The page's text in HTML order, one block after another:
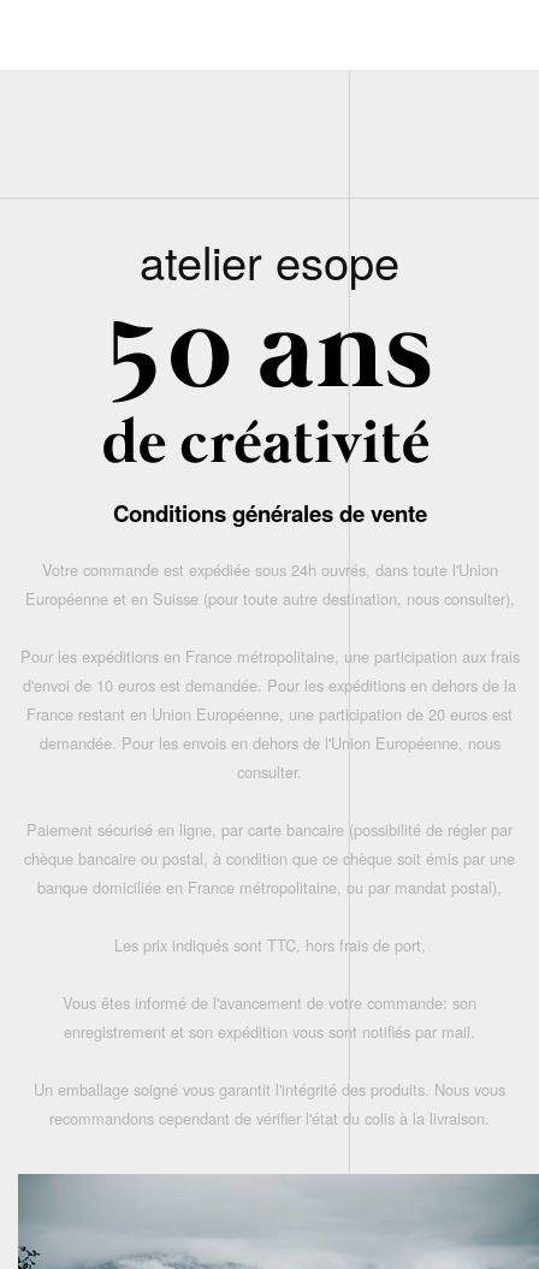
atelier esope
Conditions générales de vente
Votre commande est expédiée sous 24h ouvrés, dans toute l'Union
Européenne et en Suisse (pour toute autre destination, nous consulter),
Pour les expéditions en France métropolitaine, une participation aux frais
d'envoi de 10 euros est demandée. Pour les expéditions en dehors de la
France restant en Union Européenne, une participation de 20 euros est
demandée. Pour les envois en dehors de l'Union Européenne, nous
consulter.
Paiement sécurisé en ligne, par carte bancaire (possibilité de régler par
chèque bancaire ou postal, à condition que ce chèque soit émis par une
banque domiciliée en France métropolitaine, ou par mandat postal),
Les prix indiqués sont TTC, hors frais de port,
Vous êtes informé de l'avancement de votre commande: son
enregistrement et son expédition vous sont notifiés par mail.
Un emballage soigné vous garantit l'intégrité des produits. Nous vous
recommandons cependant de vérifier l'état du colis à la livraison.